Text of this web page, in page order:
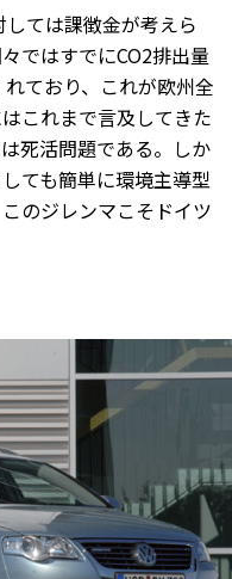
ては課徴金が考えら
ではすでにCO2排出量
ており、これが欧州全
これまで言及してきた
死活問題である。しか
ても簡単に環境主導型
のジレンマこそドイツ